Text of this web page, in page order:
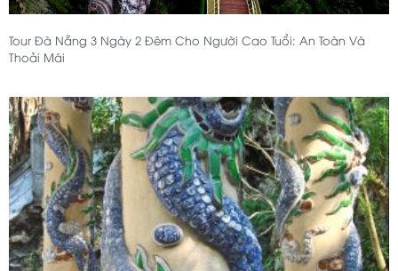
Tour Đà Nẵng 3 Ngày 2 Đêm Cho Người Cao Tuổi: An Toàn Và
Thoải Mái